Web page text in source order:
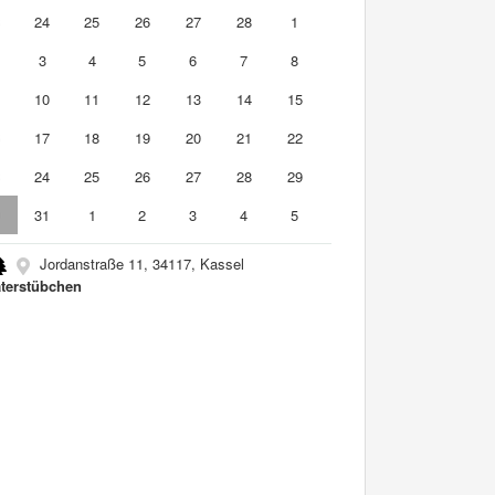
24 25 26 27 28
1
3 4 5 6 7
8
10 11 12 13 14
15
17 18 19 20 21
22
24 25 26 27 28
29
31 1 2 3 4 5
Jordanstraße 11, 34117, Kassel